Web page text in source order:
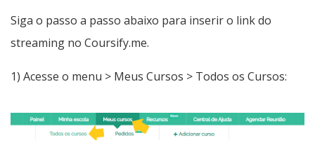
Siga o passo a passo abaixo para inserir o link do
streaming no Coursify.me.
1) Acesse o menu > Meus Cursos > Todos os Cursos: